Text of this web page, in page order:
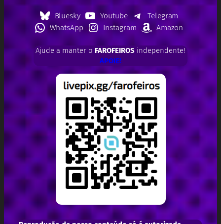
Bluesky Youtube
Telegram
WhatsApp
Instagram Amazon
Ajude a manter o FAROFEIROSindependente!
APOIE!